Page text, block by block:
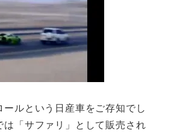
ルという日産車をご存知でし
「サファリ」として販売され